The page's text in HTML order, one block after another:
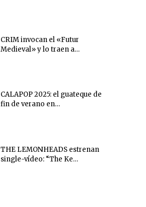
CRIM invocan el «Futur
Medieval» y lo traen a…
CALAPOP 2025: el guateque de
fin de verano en…
THE LEMONHEADS estrenan
single-vídeo: “The Ke…